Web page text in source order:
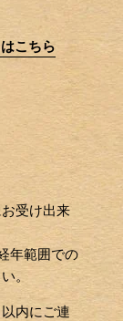
こちら
受け出来
年範囲での
。
内にご連